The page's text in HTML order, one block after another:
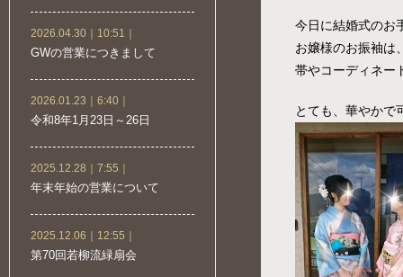
2026.04.30｜10:51｜
GWの営業につきまして
2026.01.23｜6:40｜
令和8年1月23日～26日
2025.12.28｜7:55｜
年末年始の営業について
2025.12.06｜12:55｜
第70回若柳流緑扇会
今日に結婚式のお
お嬢様のお振袖は
帯やコーディネー
とても、華やかで